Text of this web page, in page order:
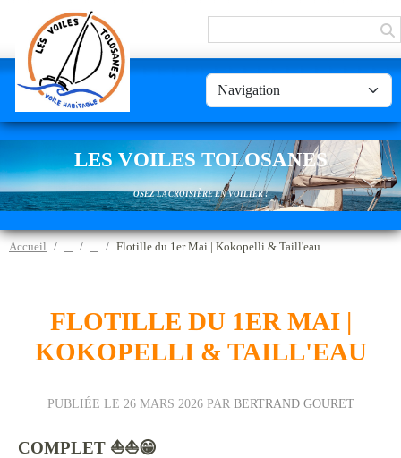
LES VOILES TOLOSANES
OSEZ LA CROISIÈRE EN VOILIER !
Accueil Flotille du 1er Mai | Kokopelli & Taill'eau
FLOTILLE DU 1ER MAI |
KOKOPELLI & TAILL'EAU
PUBLIÉE LE 26 MARS 2026PAR BERTRAND GOURET
COMPLET ⛵⛵😁
Panneau de gestion des cookies